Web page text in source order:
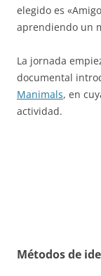
elegido es
aprendiendo un
La jornada
documental
Manimals, en
actividad.
Métodos de